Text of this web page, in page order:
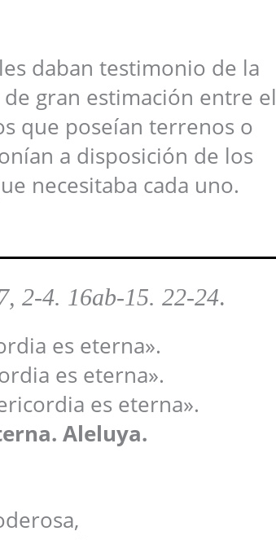
daban testimonio de la
gran estimación entre el
que poseían terrenos o
a disposición de los
necesitaba cada uno.
2-4. 16ab-15. 22-24.
es eterna».
es eterna».
es eterna».
Aleluya.